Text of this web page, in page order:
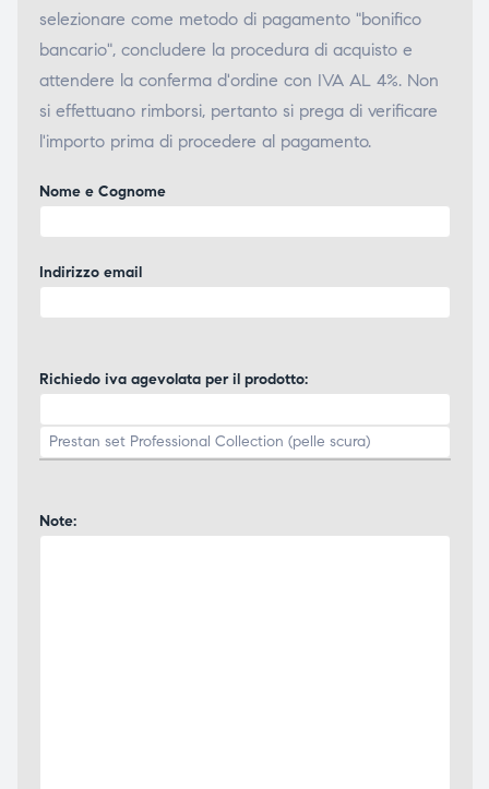
selezionare come metodo di pagamento "bonifico
bancario", concludere la procedura di acquisto e
attendere la conferma d'ordine con IVA AL 4%. Non
si effettuano rimborsi, pertanto si prega di verificare
l'importo prima di procedere al pagamento.
Nome e Cognome
Indirizzo email
Richiedo iva agevolata per il prodotto:
Note: